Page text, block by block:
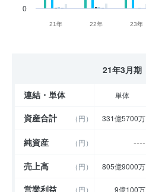
21年 22年 23年
0
21年3月期
連結・単体 単体
資産合計 （円） 331億5700万
純資産 （円） ----
売上高
（円） 805億9000万
営業利益 （円） 9億100万